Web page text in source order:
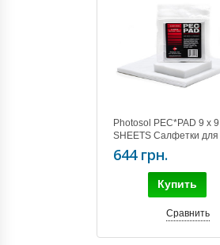
Photosol PEC*PAD 9 x
SHEETS Салфетки для
чистки оптики(25 шт)
644 грн.
Купить
Сравнить